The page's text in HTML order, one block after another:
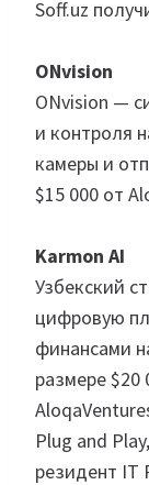
Soff.uz
ONvision
ONvision —
и контроля
камеры и
$15 000 от
Karmon AI
Узбекский
цифровую
финансами
размере $20
Plug and
резидент IT